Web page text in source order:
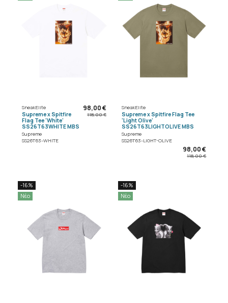
SneakElite
Supreme x Spitfire
Flag Tee 'White'
SS26T63WHITE MBS
Supreme
SS26T63-WHITE
98,00 €
118,00 €
SneakElite
Supreme x Spitfire Flag Tee
'Light Olive'
SS26T63LIGHTOLIVE MBS
Supreme
SS26T63-LIGHT-OLIVE
98,00 €
118,00 €
-16%
Νέο
-16%
Νέο